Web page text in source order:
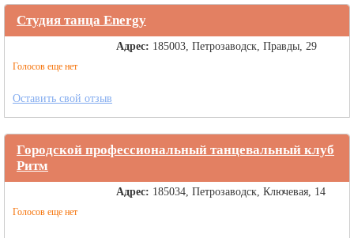
Студия танца Energy
Голосов еще нет
Адрес: 185003, Петрозаводск, Правды, 29
Оставить свой отзыв
Городской профессиональный танцевальный клуб
Ритм
Голосов еще нет
Адрес: 185034, Петрозаводск, Ключевая, 14